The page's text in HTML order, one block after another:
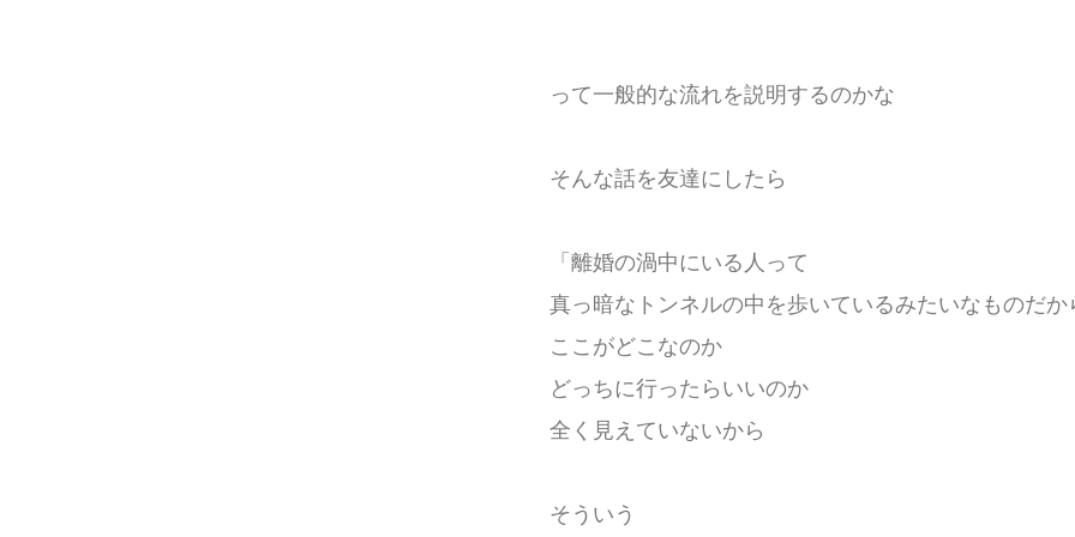
って一般的な流れを説明するのかな
そんな話を友達にしたら
「離婚の渦中にいる人って
真っ暗なトンネルの中を歩いているみたいなものだか
ここがどこなのか
どっちに行ったらいいのか
全く見えていないから
そういう